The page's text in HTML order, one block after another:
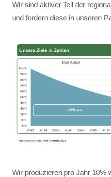
Wir sind aktiver Teil der
und fordern diese in unseren
Wir produzieren pro Jahr 10%